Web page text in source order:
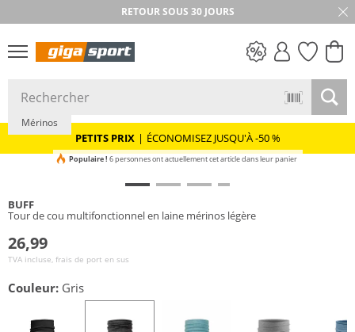
RETOUR SOUS 30 JOURS
PETITS PRIX
PETITS PRIX | ÉCONOMISEZ JUSQU'À -50 %
Durable
Mérinos
Populaire ! 6 personnes ont actuellement cet article dans leur panier
BUFF
Tour de cou multifonctionnel en laine mérinos légère
26,99
TVA incluse, frais de port en sus
Couleur: Gris